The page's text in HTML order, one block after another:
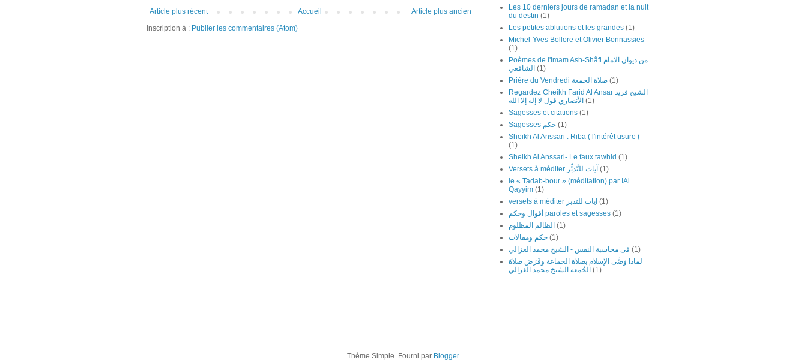
Article plus récent Article plus ancien
Accueil
Inscription à : Publier les commentaires (Atom)
Les 10 derniers jours de ramadan et la nuit
du destin (1)
Les petites ablutions et les grandes (1)
Michel-Yves Bollore et Olivier Bonnassies
(1)
Poèmes de l'Imam Ash-Shâfi من ديوان الامام
الشافعي (1)
Prière du Vendredi صلاة الجمعة (1)
Regardez Cheikh Farid Al Ansar الشيخ فريد
الأنصاري قول لا إله إلا الله (1)
Sagesses et citations (1)
Sagesses حكم (1)
Sheikh Al Anssari : Riba ( l'intérêt usure (
(1)
Sheikh Al Anssari- Le faux tawhid (1)
Versets à méditer آيات للتَّدبٌّر (1)
le « Tadab-bour » (méditation) par IAl
Qayyim (1)
versets ‎à ‎méditer ‎ايات ‏للتدبر (1)
أقوال وحكم paroles et sagesses (1)
الظالم المظلوم (1)
حكم ومقالات (1)
فى محاسبة النفس - الشيخ محمد الغزالي (1)
لماذا وَصَّى الإسلام بصلاة الجماعة وفَرَض صلاةَ
الجُمعة الشيخ محمد الغزالي (1)
Thème Simple. Fourni par Blogger.